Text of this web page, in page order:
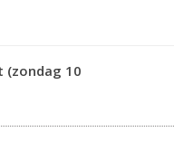
(zondag 10